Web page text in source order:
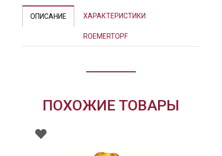
ОПИСАНИЕ ХАРАКТЕРИСТИКИ
ROEMERTOPF
ПОХОЖИЕ ТОВАРЫ